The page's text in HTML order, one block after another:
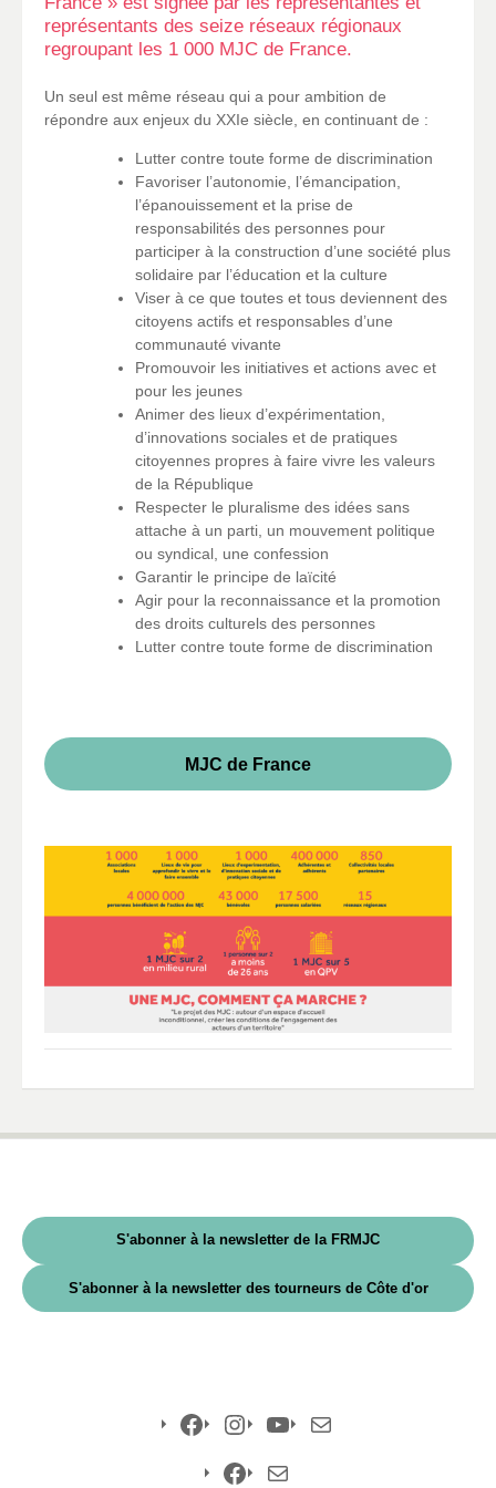
représentants des seize réseaux régionaux
regroupant les 1 000 MJC de France.
Un seul est même réseau qui a pour ambition de
répondre aux enjeux du XXIe siècle, en continuant de :
Lutter contre toute forme de discrimination
Favoriser l’autonomie, l’émancipation,
l’épanouissement et la prise de
responsabilités des personnes pour
participer à la construction d’une société plus
solidaire par l’éducation et la culture
Viser à ce que toutes et tous deviennent des
citoyens actifs et responsables d’une
communauté vivante
Promouvoir les initiatives et actions avec et
pour les jeunes
Animer des lieux d’expérimentation,
d’innovations sociales et de pratiques
citoyennes propres à faire vivre les valeurs
de la République
Respecter le pluralisme des idées sans
attache à un parti, un mouvement politique
ou syndical, une confession
Garantir le principe de laïcité
Agir pour la reconnaissance et la promotion
des droits culturels des personnes
Lutter contre toute forme de discrimination
MJC de France
S'abonner à la newsletter de la FRMJC
S'abonner à la newsletter des tourneurs de Côte d'or
Facebook